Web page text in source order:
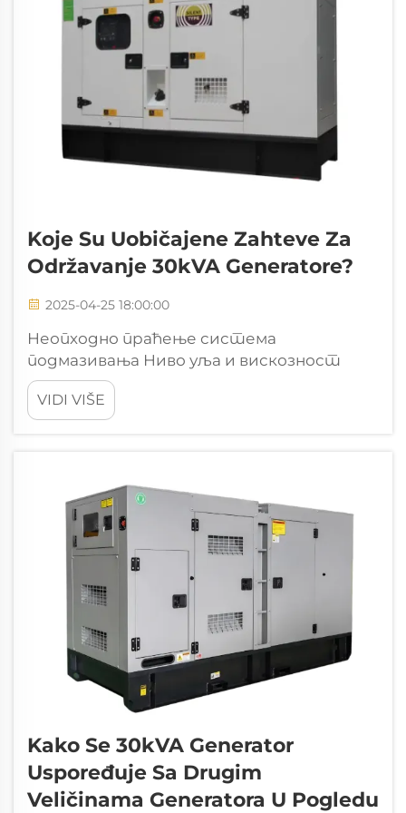
Koje Su Uobičajene Zahteve Za
Održavanje 30kVA Generatore?
2025-04-25 18:00:00
Неопходно праћење система
подмазивања Ниво уља и вискозност
Правилно одржавање нивоа уља у
генераторима има велики значај за
спречавање превременог хабања мотора.
VIDI VIŠE
Kako Se 30kVA Generator
Uspoređuje Sa Drugim
Veličinama Generatora U Pogledu